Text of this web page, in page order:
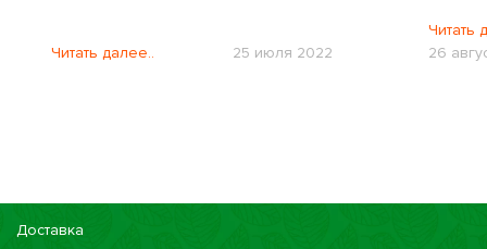
Читать далее.. 25 июля 2022
Читать
26
Доставка